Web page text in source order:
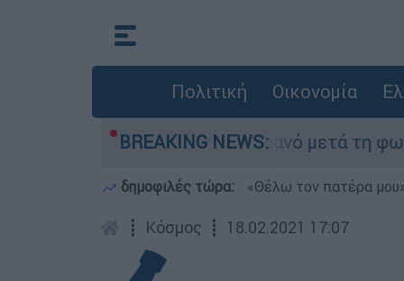
Πολιτική Οικονομία
BREAKING NEWS:
στο Πόρτο Γερμανό μετά τη φωτιά -
δημοφιλές τώρα: «Θέλω τον πατέρα
┋ Κόσμος ┋ 18.02.2021 17:07